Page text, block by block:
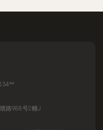
路988号2幢J